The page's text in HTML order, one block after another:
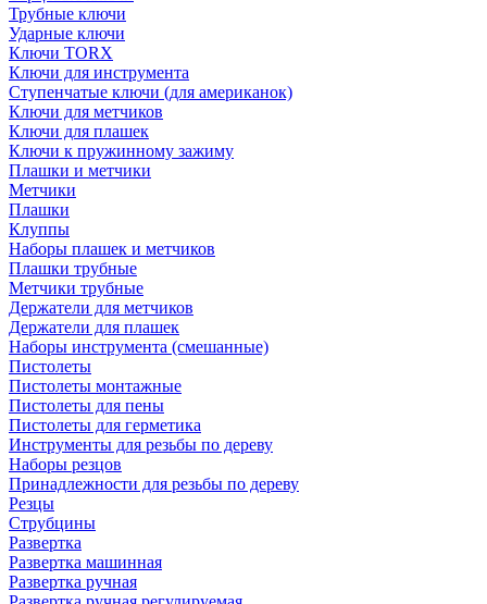
Трубные ключи
Ударные ключи
Ключи TORX
Ключи для инструмента
Ступенчатые ключи (для американок)
Ключи для метчиков
Ключи для плашек
Ключи к пружинному зажиму
Плашки и метчики
Метчики
Плашки
Клуппы
Наборы плашек и метчиков
Плашки трубные
Метчики трубные
Держатели для метчиков
Держатели для плашек
Наборы инструмента (смешанные)
Пистолеты
Пистолеты монтажные
Пистолеты для пены
Пистолеты для герметика
Инструменты для резьбы по дереву
Наборы резцов
Принадлежности для резьбы по дереву
Резцы
Струбцины
Развертка
Развертка машинная
Развертка ручная